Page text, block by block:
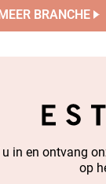
MEER BRANCHE
in en ontvang
op